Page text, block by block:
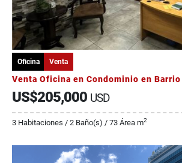
Oficina Venta
US$205,000 USD
3 Habitaciones / 2 Baño(s) / 73 Área m2